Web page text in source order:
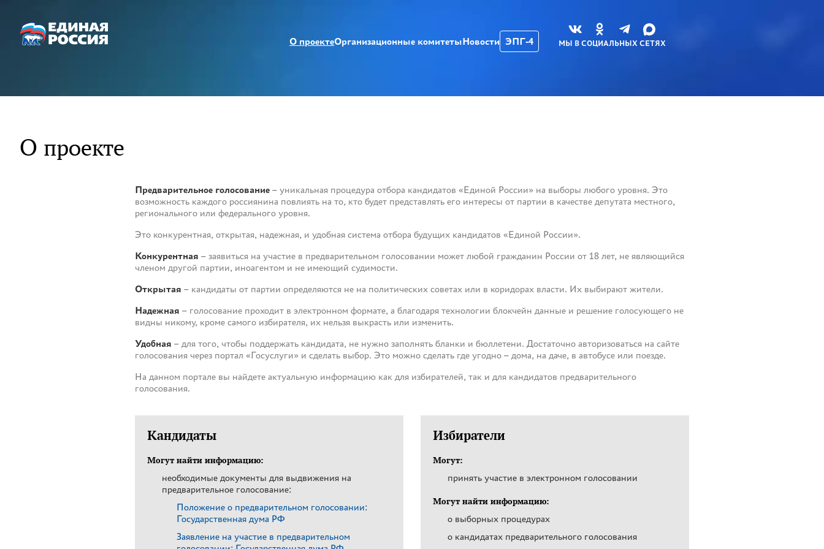
МЫ В СОЦИАЛЬНЫХ СЕТЯХ
О проектеОрганизационные комитетыНовости ЭПГ-4
О проекте
Предварительное голосование – уникальная процедура отбора кандидатов «Единой России» на выборы любого уровня. Это
возможность каждого россиянина повлиять на то, кто будет представлять его интересы от партии в качестве депутата местного,
регионального или федерального уровня.
Это конкурентная, открытая, надежная, и удобная система отбора будущих кандидатов «Единой России».
Конкурентная – заявиться на участие в предварительном голосовании может любой гражданин России от 18 лет, не являющийся
членом другой партии, иноагентом и не имеющий судимости.
Открытая – кандидаты от партии определяются не на политических советах или в коридорах власти. Их выбирают жители.
Надежная – голосование проходит в электронном формате, а благодаря технологии блокчейн данные и решение голосующего не
видны никому, кроме самого избирателя, их нельзя выкрасть или изменить.
Удобная – для того, чтобы поддержать кандидата, не нужно заполнять бланки и бюллетени. Достаточно авторизоваться на сайте
голосования через портал «Госуслуги» и сделать выбор. Это можно сделать где угодно – дома, на даче, в автобусе или поезде.
На данном портале вы найдете актуальную информацию как для избирателей, так и для кандидатов предварительного
голосования.
Кандидаты
Могут найти информацию:
необходимые документы для выдвижения на
предварительное голосование:
Положение о предварительном голосовании:
Государственная дума РФ
Заявление на участие в предварительном
Избиратели
Могут:
принять участие в электронном голосовании
Могут найти информацию:
о выборных процедурах
о кандидатах предварительного голосования